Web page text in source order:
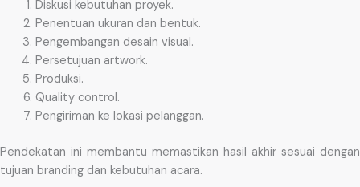
Diskusi kebutuhan proyek.
Penentuan ukuran dan bentuk.
Pengembangan desain visual.
Persetujuan artwork.
Produksi.
Quality control.
Pengiriman ke lokasi pelanggan.
Pendekatan ini membantu memastikan hasil akhir sesuai dengan
tujuan branding dan kebutuhan acara.